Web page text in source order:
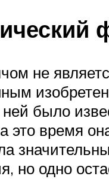
не
ней было
это время
но одно